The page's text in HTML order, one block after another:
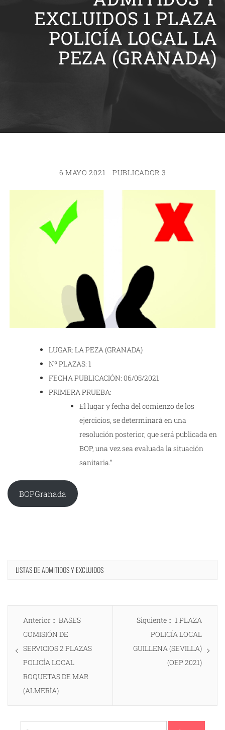
EXCLUIDOS 1 PLAZA
POLICÍA LOCAL LA
PEZA (GRANADA)
6 MAYO 2021 PUBLICADOR 3
LUGAR: LA PEZA (GRANADA)
Nº PLAZAS: 1
FECHA PUBLICACIÓN: 06/05/2021
PRIMERA PRUEBA:
El lugar y fecha del comienzo de los
ejercicios, se determinará en una
resolución posterior, que será publicada en
BOP, una vez sea evaluada la situación
sanitaria.”
BOPGranada
LISTAS DE ADMITIDOS Y EXCLUIDOS
Navegación
entradas
Anterior
Entrada
anterior:
BASES
COMISIÓN DE
SERVICIOS 2 PLAZAS
POLICÍA LOCAL
ROQUETAS DE MAR
(ALMERÍA)
Siguiente
Entrada
siguiente:
1 PLAZA
POLICÍA LOCAL
GUILLENA (SEVILLA)
(OEP 2021)
Buscar: